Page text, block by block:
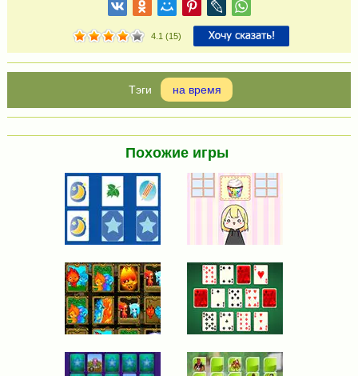
4.1 (15)
на время
Похожие игры